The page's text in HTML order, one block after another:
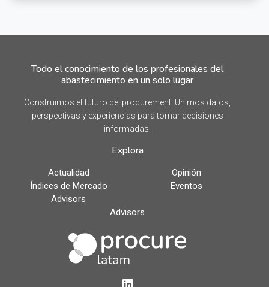
Todo el conocimiento de los profesionales del
abastecimiento en un solo lugar
Construimos el futuro del procurement. Unimos datos,
perspectivas y experiencias para tomar decisiones
informadas.
Explora
Actualidad
Opinión
Índices de Mercado
Eventos
Advisors
Advisors
LinkedIn